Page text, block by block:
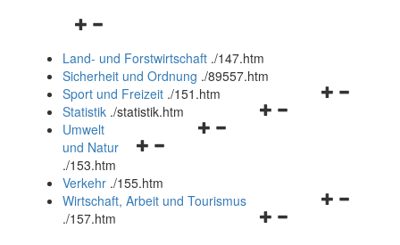
Navigationsmenü
und
schließen
Land- und Forstwirtschaft ./147.htm
Sicherheit und Ordnung ./89557.htm
Navigationsmenü
Sport und Freizeit ./151.htm
Navigationsmenü
Statistik ./statistik.htm
Navigationsmenü
und
schließen
Umwelt
und Natur
./153.htm
Verkehr ./155.htm
Navigationsmenü
Wirtschaft, Arbeit und Tourismus
./157.htm